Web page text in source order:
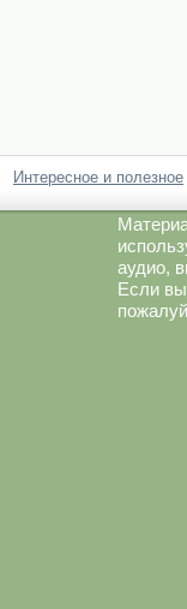
Интересное и полезное
аудио,
Если вы